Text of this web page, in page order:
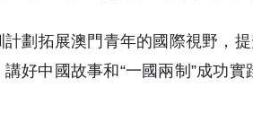
劃拓展澳門青年的國際視野，
好中國故事和“一國兩制”成功